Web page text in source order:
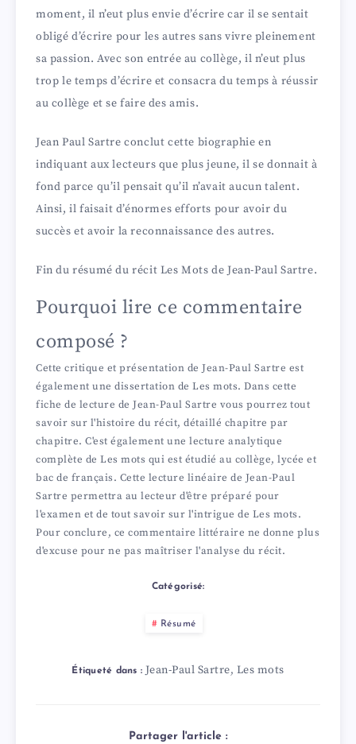
moment, il n’eut plus envie d’écrire car il se sentait
obligé d’écrire pour les autres sans vivre pleinement
sa passion. Avec son entrée au collège, il n’eut plus
trop le temps d’écrire et consacra du temps à réussir
au collège et se faire des amis.
Jean Paul Sartre conclut cette biographie en
indiquant aux lecteurs que plus jeune, il se donnait à
fond parce qu’il pensait qu’il n’avait aucun talent.
Ainsi, il faisait d’énormes efforts pour avoir du
succès et avoir la reconnaissance des autres.
Fin du résumé du récit Les Mots de Jean-Paul Sartre.
Pourquoi lire ce commentaire
composé ?
Cette critique et présentation de Jean-Paul Sartre est
également une dissertation de Les mots. Dans cette
fiche de lecture de Jean-Paul Sartre vous pourrez tout
savoir sur l'histoire du récit, détaillé chapitre par
chapitre. C'est également une lecture analytique
complète de Les mots qui est étudié au collège, lycée et
bac de français. Cette lecture linéaire de Jean-Paul
Sartre permettra au lecteur d'être préparé pour
l'examen et de tout savoir sur l'intrigue de Les mots.
Pour conclure, ce commentaire littéraire ne donne plus
d'excuse pour ne pas maîtriser l'analyse du récit.
Catégorisé:
Résumé
Étiqueté dans : Jean-Paul Sartre, Les mots
Partager l'article :